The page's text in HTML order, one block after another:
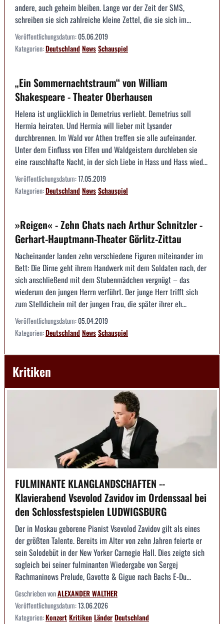
andere, auch geheim bleiben. Lange vor der Zeit der SMS,
schreiben sie sich zahlreiche kleine Zettel, die sie sich im...
Veröffentlichungsdatum:05.06.2019
Kategorien:DeutschlandNewsSchauspiel
„Ein Sommernachtstraum“ von William
Shakespeare - Theater Oberhausen
Helena ist unglücklich in Demetrius verliebt. Demetrius soll
Hermia heiraten. Und Hermia will lieber mit Lysander
durchbrennen. Im Wald vor Athen treffen sie alle aufeinander.
Unter dem Einfluss von Elfen und Waldgeistern durchleben sie
eine rauschhafte Nacht, in der sich Liebe in Hass und Hass wied...
Veröffentlichungsdatum:17.05.2019
Kategorien:DeutschlandNewsSchauspiel
»Reigen« - Zehn Chats nach Arthur Schnitzler -
Gerhart-Hauptmann-Theater Görlitz-Zittau
Nacheinander landen zehn verschiedene Figuren miteinander im
Bett: Die Dirne geht ihrem Handwerk mit dem Soldaten nach, der
sich anschließend mit dem Stubenmädchen vergnügt – das
wiederum den jungen Herrn verführt. Der junge Herr trifft sich
zum Stelldichein mit der jungen Frau, die später ihrer eh...
Veröffentlichungsdatum:05.04.2019
Kategorien:DeutschlandNewsSchauspiel
Kritiken
FULMINANTE KLANGLANDSCHAFTEN --
Klavierabend Vsevolod Zavidov im Ordenssaal bei
den Schlossfestspielen LUDWIGSBURG
Der in Moskau geborene Pianist Vsevolod Zavidov gilt als eines
der größten Talente. Bereits im Alter von zehn Jahren feierte er
sein Solodebüt in der New Yorker Carnegie Hall. Dies zeigte sich
sogleich bei seiner fulminanten Wiedergabe von Sergej
Rachmaninows Prelude, Gavotte & Gigue nach Bachs E-Du...
Geschrieben vonALEXANDER WALTHER
Veröffentlichungsdatum:13.06.2026
Kategorien:KonzertKritikenLänderDeutschland